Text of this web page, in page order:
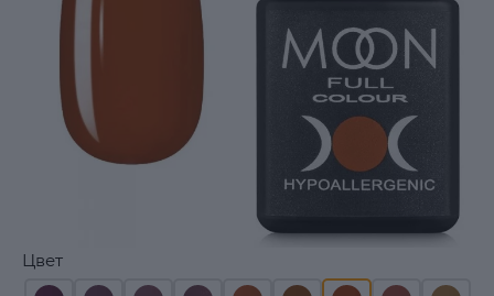
Цвет